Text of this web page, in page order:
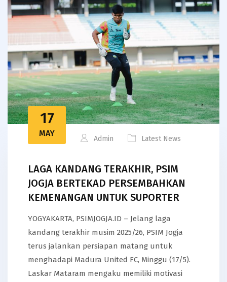
17
MAY
Admin Latest News
LAGA KANDANG TERAKHIR, PSIM
JOGJA BERTEKAD PERSEMBAHKAN
KEMENANGAN UNTUK SUPORTER
YOGYAKARTA, PSIMJOGJA.ID – Jelang laga
kandang terakhir musim 2025/26, PSIM Jogja
terus jalankan persiapan matang untuk
menghadapi Madura United FC, Minggu (17/5).
Laskar Mataram mengaku memiliki motivasi